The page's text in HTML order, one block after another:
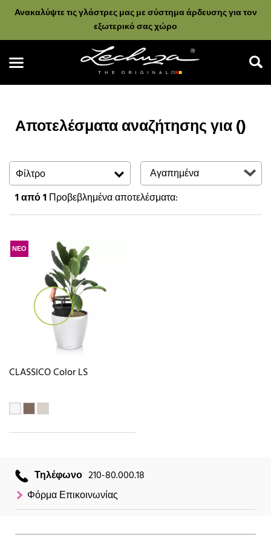
Ανακαλύψτε τις γλάστρες μας με σύστημα άρδευσης για τον
εξωτερικό σας χώρο
Αποτελέσματα αναζήτησης για ()
Φίλτρο
1από 1Προβεβλημένα αποτελέσματα:
ΝΕΟ
CLASSICO Color LS
Τηλέφωνο 210-80.000.18
Φόρμα Επικοινωνίας